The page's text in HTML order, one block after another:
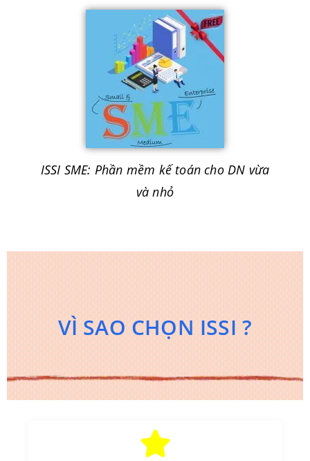
ISSI SME: Phần mềm kế toán cho DN vừa
và nhỏ
VÌ SAO CHỌNISSI ?